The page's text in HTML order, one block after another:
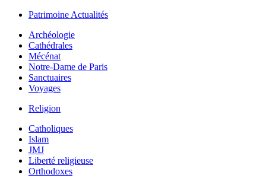
Patrimoine Actualités
Archéologie
Cathédrales
Mécénat
Notre-Dame de Paris
Sanctuaires
Voyages
Religion
Catholiques
Islam
JMJ
Liberté religieuse
Orthodoxes